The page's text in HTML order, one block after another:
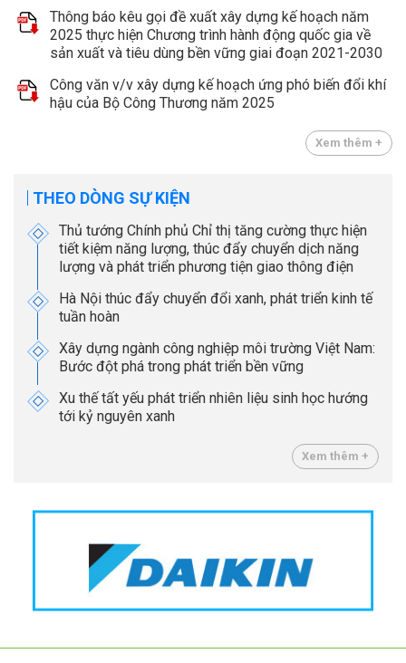
Thông báo kêu gọi đề xuất xây dựng kế hoạch năm
2025 thực hiện Chương trình hành động quốc gia về
sản xuất và tiêu dùng bền vững giai đoạn 2021-2030
Công văn v/v xây dựng kế hoạch ứng phó biến đổi khí
hậu của Bộ Công Thương năm 2025
Xem thêm +
THEO DÒNG SỰ KIỆN
Thủ tướng Chính phủ Chỉ thị tăng cường thực hiện
tiết kiệm năng lượng, thúc đẩy chuyển dịch năng
lượng và phát triển phương tiện giao thông điện
Hà Nội thúc đẩy chuyển đổi xanh, phát triển kinh tế
tuần hoàn
Xây dựng ngành công nghiệp môi trường Việt Nam:
Bước đột phá trong phát triển bền vững
Xu thế tất yếu phát triển nhiên liệu sinh học hướng
tới kỷ nguyên xanh
Xem thêm +